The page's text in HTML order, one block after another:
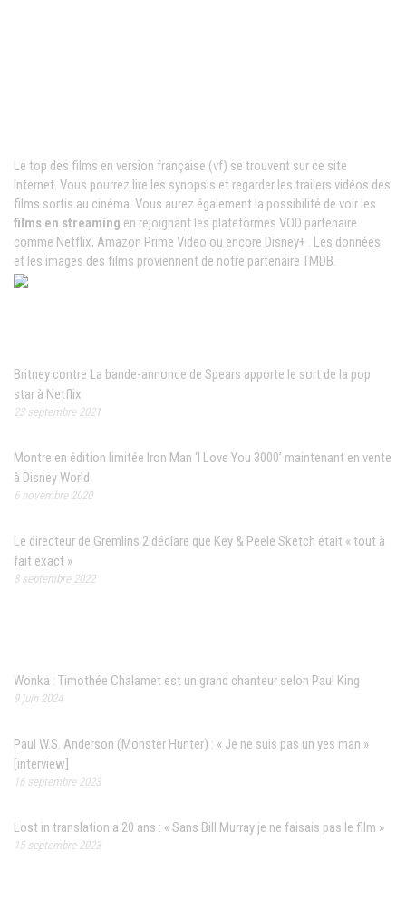
Le top des films en version française (vf) se trouvent sur ce site
Internet. Vous pourrez lire les synopsis et regarder les trailers vidéos des
films sortis au cinéma. Vous aurez également la possibilité de voir les
films en streaming en rejoignant les plateformes VOD partenaire
comme Netflix, Amazon Prime Video ou encore Disney+ . Les données
et les images des films proviennent de notre partenaire TMDB.
Britney contre La bande-annonce de Spears apporte le sort de la pop
star à Netflix
23 septembre 2021
Montre en édition limitée Iron Man ‘I Love You 3000’ maintenant en vente
à Disney World
6 novembre 2020
Le directeur de Gremlins 2 déclare que Key & Peele Sketch était « tout à
fait exact »
8 septembre 2022
Wonka : Timothée Chalamet est un grand chanteur selon Paul King
9 juin 2024
Paul W.S. Anderson (Monster Hunter) : « Je ne suis pas un yes man »
[interview]
16 septembre 2023
Lost in translation a 20 ans : « Sans Bill Murray je ne faisais pas le film »
15 septembre 2023